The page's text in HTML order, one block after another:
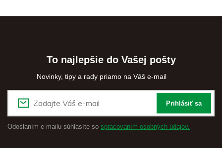
To najlepšie do Vašej pošty
Novinky, tipy a rady priamo na Váš e-mail
Prihlásiť sa
Odoslaním e-mailu súhlasíte so spracovaním osobných údajov.